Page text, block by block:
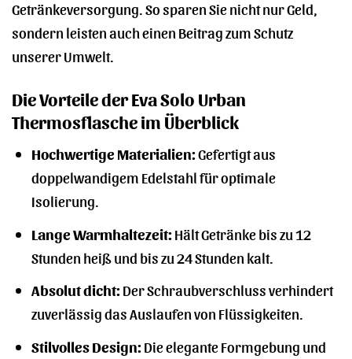
Getränkeversorgung. So sparen Sie nicht nur Geld,
sondern leisten auch einen Beitrag zum Schutz
unserer Umwelt.
Die Vorteile der Eva Solo Urban
Thermosflasche im Überblick
Hochwertige Materialien:Gefertigt aus
doppelwandigem Edelstahl für optimale
Isolierung.
Lange Warmhaltezeit:Hält Getränke bis zu 12
Stunden heiß und bis zu 24 Stunden kalt.
Absolut dicht:Der Schraubverschluss verhindert
zuverlässig das Auslaufen von Flüssigkeiten.
Stilvolles Design:Die elegante Formgebung und